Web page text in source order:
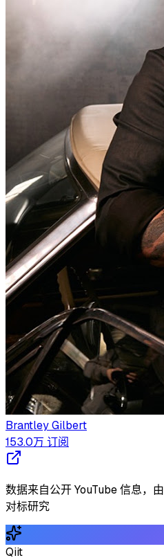
Brantley Gilbert
153.0万 订阅
数据来自公开 YouTube 信息，由
对标研究
Qiit